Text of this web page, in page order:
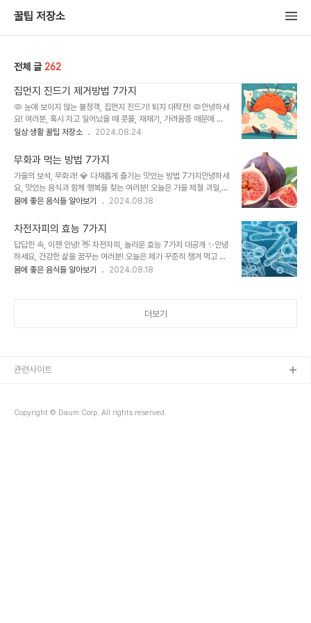
꿀팁 저장소
전체 글 262
집먼지 진드기 제거방법 7가지
🦠 눈에 보이지 않는 불청객, 집먼지 진드기! 퇴치 대작전! 🦠안녕하세
요! 여러분, 혹시 자고 일어났을 때 콧물, 재채기, 가려움증 때문에 고
생한 적 있으신가요? 저도 한때 알레르기 비염 때문에 밤잠을 설치곤
않는 작은 녀석들이지만, 우리 건강에 미치는 영향은 결코 작지 않습니
다. 오늘은 제 경험을 바탕으로 집먼지 진드기를 효과적으로 제거하는
방법과 꿀팁들을 꼼꼼하게 알려드릴게요! 💪1. 집먼지 진드기, 도대체
뭘까요? 🧐집먼지 진드기는 우리 주변 어디에나 존재하는 미세한 생
물입니다. 침대, 소파, 카펫, 커튼 등 섬유 제품에 서식하며 사람의 피
해서 여름철에..
일상 생활 꿀팁 저장소 2024.08.24
무화과 먹는 방법 7가지
가을의 보석, 무화과! 💎 다채롭게 즐기는 맛있는 방법 7가지안녕하세
요, 맛있는 음식과 함께 행복을 찾는 여러분! 오늘은 가을 제철 과일,
무화과를 더욱 맛있게 즐기는 방법에 대해 이야기 나눠보려고 해요. 저
해버렸는데요, 처음에는 어떻게 먹어야 할지 몰라 망설였답니다. 😅하
지만 무화과는 생으로 먹어도 맛있고, 다양한 요리와 디저트에 활용할
수 있는 만능 과일이에요! 지금부터 제가 직접 경험하고 터득한 무화과
먹는 꿀팁 7가지를 소개해 드릴게요. 함께 무화과의 매력에 푹 빠져보
세요! 😋1. 껍질째 한 입에 쏙! 😋 생으로 즐기는 무화과의 달콤함무화
몸에 좋은 음식들 알아보기 2024.08.18
차전자피의 효능 7가지
답답한 속, 이젠 안녕! 👋 차전자피, 놀라운 효능 7가지 대공개 ✨안녕
하세요, 건강한 삶을 꿈꾸는 여러분! 오늘은 제가 꾸준히 챙겨 먹고 있
는 차전자피에 대한 이야기를 나눠보려고 해요. 저는 원래 변비 때문에
형태로 변하는 특징이 있어요. 이러한 특징 덕분에 변비 개선뿐만 아니
하는 꿀팁까지 꼼꼼하게 알려드릴..
몸에 좋은 음식들 알아보기 2024.08.18
더보기
Copyright © Daum Corp. All rights reserved.
관련사이트